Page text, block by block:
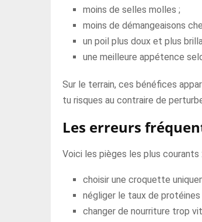
moins de selles molles ;
moins de démangeaisons
un poil plus doux et plus
une meilleure appétence
Sur le terrain, ces bénéfices
tu risques au contraire de
Les erreurs
Voici les pièges les plus courants :
choisir une croquette
négliger le taux de
changer de nourriture trop